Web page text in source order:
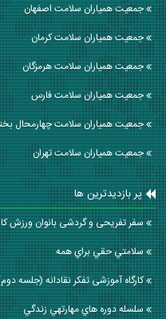
جمعیت همیاران سلامت اصفهان
جمعیت همیاران سلامت كرمان
جمعیت همیاران سلامت هرمزگان
جمعیت همیاران سلامت فارس
جمعیت همیاران سلامت چهارمحال
جمعیت همیاران سلامت تهران
پر بازدیدترین ها
سفر تفریحی و گردشی بانوان ورزش
سلامتي حقي براي همه
کارگاه آموزشی تفکر نقادانه (جلسه
سلسله دوره هاي مهارتهي زندگي